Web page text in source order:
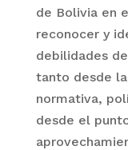
de Bolivia en
reconocer y
debilidades
tanto desde
normativa,
desde el